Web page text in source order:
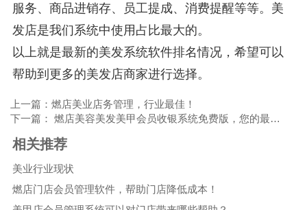
服务、商品进销存、员工提成、消费提醒等等。美
发店是我们系统中使用占比最大的。
以上就是最新的美发系统软件排名情况，希望可以
帮助到更多的美发店商家进行选择。
上一篇：燃店美业店务管理，行业最佳！
下一篇： 燃店美容美发美甲会员收银系统免费版，您的最佳选择！
相关推荐
美业行业现状
燃店门店会员管理软件，帮助门店降低成本！